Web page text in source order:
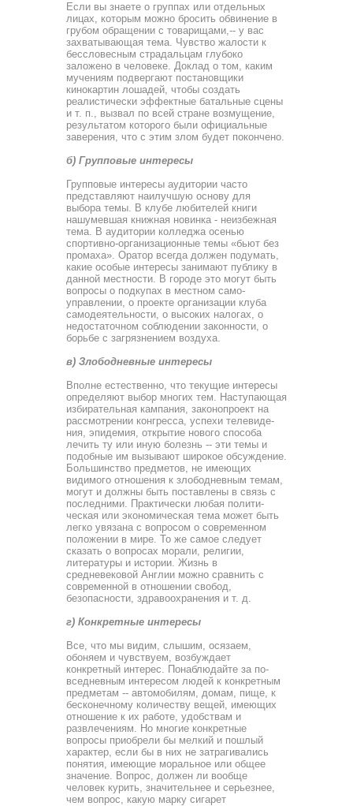
Если вы знаете о группах или отдельных
лицах, которым можно бросить обвинение в
грубом обращении с товарища­ми,-- у вас
захватывающая тема. Чувство жалости к
бессло­весным страдальцам глубоко
заложено в человеке. Доклад о том, каким
мучениям подвергают постановщики
кинокартин лошадей, чтобы создать
реалистически эффектные баталь­ные сцены
и т. п., вызвал по всей стране возмущение,
ре­зультатом которого были официальные
заверения, что с этим злом будет покончено.
б) Групповые интересы
Групповые интересы аудитории часто
представляют наи­лучшую основу для
выбора темы. В клубе любителей книги
нашумевшая книжная новинка - неизбежная
тема. В ауди­тории колледжа осенью
спортивно-организационные темы «бьют без
промаха». Оратор всегда должен подумать,
какие особые интересы занимают публику в
данной местности. В городе это могут быть
вопросы о подкупах в местном само­
управлении, о проекте организации клуба
самодеятельности, о высоких налогах, о
недостаточном соблюдении законно­сти, о
борьбе с загрязнением воздуха.
в) Злободневные интересы
Вполне естественно, что текущие интересы
определяют выбор многих тем. Наступающая
избирательная кампания, законопроект на
рассмотрении конгресса, успехи телевиде­
ния, эпидемия, открытие нового способа
лечить ту или иную болезнь -- эти темы и
подобные им вызывают широкое об­суждение.
Большинство предметов, не имеющих
видимого отношения к злободневным темам,
могут и должны быть по­ставлены в связь с
последними. Практически любая полити­
ческая или экономическая тема может быть
легко увязана с вопросом о современном
положении в мире. То же самое следует
сказать о вопросах морали, религии,
литературы и истории. Жизнь в
средневековой Англии можно сравнить с
современной в отношении свобод,
безопасности, здравоохра­нения и т. д.
г) Конкретные интересы
Все, что мы видим, слышим, осязаем,
обоняем и чувству­ем, возбуждает
конкретный интерес. Понаблюдайте за по­
вседневным интересом людей к конкретным
предметам -- ав­томобилям, домам, пище, к
бесконечному количеству вещей, имеющих
отношение к их работе, удобствам и
развлечени­ям. Но многие конкретные
вопросы приобрели бы мелкий и пошлый
характер, если бы в них не затрагивались
понятия, имеющие моральное или общее
значение. Вопрос, должен ли вообще
человек курить, значительнее и серьезнее,
чем воп­рос, какую марку сигарет